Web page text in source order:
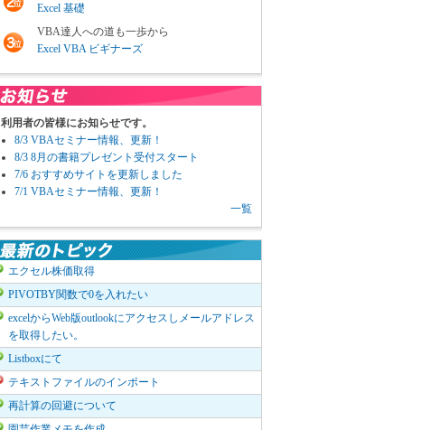
Excel 基礎
VBA達人への道も一歩から
Excel VBA ビギナーズ
利用者の皆様にお知らせです。
8/3 VBAセミナー情報、更新！
8/3 8月の書籍プレゼント受付スタート
7/6 おすすめサイトを更新しました
7/1 VBAセミナー情報、更新！
一覧
エクセル株価取得
PIVOTBY関数で0を入れたい
excelからWeb版outlookにアクセスしメールアドレス
を取得したい。
Listboxにて
テキストファイルのインポート
再計算の回避について